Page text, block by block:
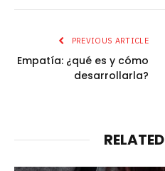
PREVIOUS ARTICLE
Empatía: ¿qué es y cómo
desarrollarla?
RELATED